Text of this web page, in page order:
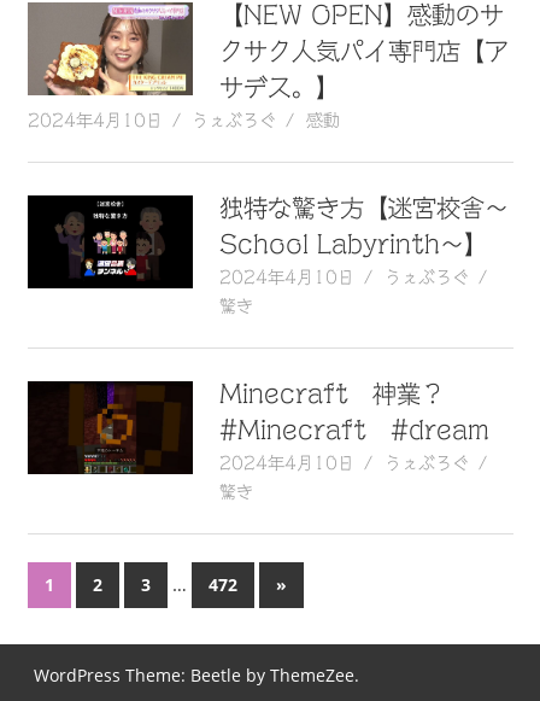
【NEW OPEN】感動のサ
クサク人気パイ専門店【ア
サデス。】
2024年4月10日 うぇぶろぐ 感動
独特な驚き方【迷宮校舎〜
School Labyrinth〜】
2024年4月10日
うぇぶろぐ
驚き
Minecraft 神業？
#Minecraft #dream
2024年4月10日
うぇぶろぐ
驚き
投
ナ
1 2 3 … 472
次
の
記
事
»
WordPress Theme: Beetle by ThemeZee.